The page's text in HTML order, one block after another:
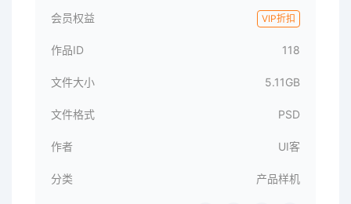
会员权益 VIP折扣
作品ID 118
文件大小 5.11GB
文件格式 PSD
作者 UI客
分类 产品样机